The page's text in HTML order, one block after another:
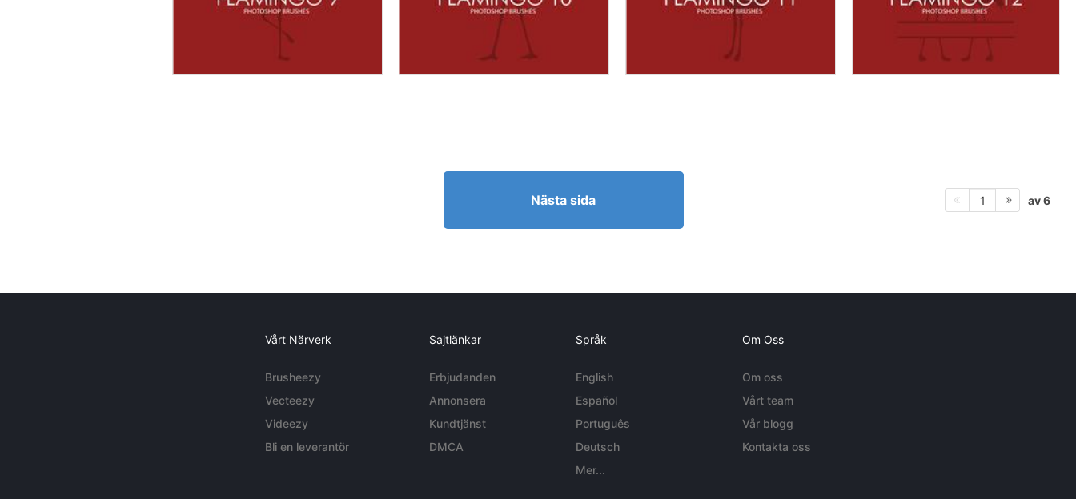
Nästa sida 1 av 6
Vårt Närverk
Brusheezy
Vecteezy
Videezy
Bli en leverantör
Sajtlänkar
Erbjudanden
Annonsera
Kundtjänst
DMCA
Språk
English
Español
Português
Deutsch
Mer...
Om Oss
Om oss
Vårt team
Vår blogg
Kontakta oss